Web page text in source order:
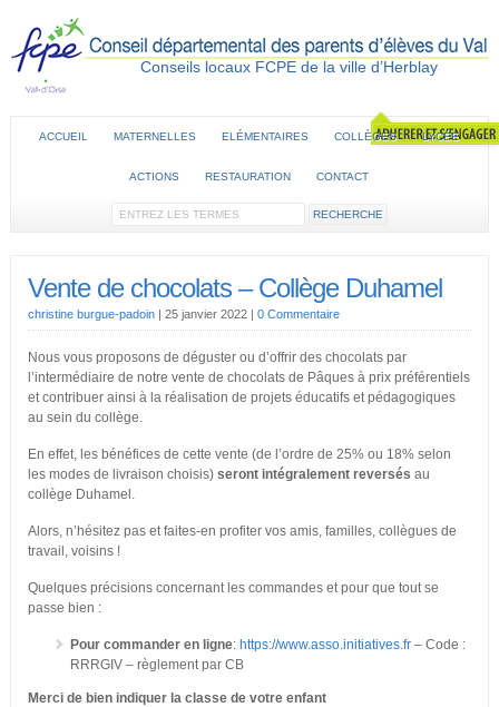
Conseils locaux FCPE de la ville d’Herblay
ACCUEIL MATERNELLES ELÉMENTAIRES COLLÈGES LYCÉE
ACTIONS RESTAURATION CONTACT
Vente de chocolats – Collège Duhamel
christine burgue-padoin| 25 janvier 2022 | 0 Commentaire
Nous vous proposons de déguster ou d’offrir des chocolats par
l’intermédiaire de notre vente de chocolats de Pâques à prix préférentiels
et contribuer ainsi à la réalisation de projets éducatifs et pédagogiques
au sein du collège.
En effet, les bénéfices de cette vente (de l’ordre de 25% ou 18% selon
les modes de livraison choisis) seront intégralement reversés au
collège Duhamel.
Alors, n’hésitez pas et faites-en profiter vos amis, familles, collègues de
travail, voisins !
Quelques précisions concernant les commandes et pour que tout se
passe bien :
Pour commander en ligne: https://www.asso.initiatives.fr– Code :
RRRGIV – règlement par CB
Merci de bien indiquer la classe de votre enfant